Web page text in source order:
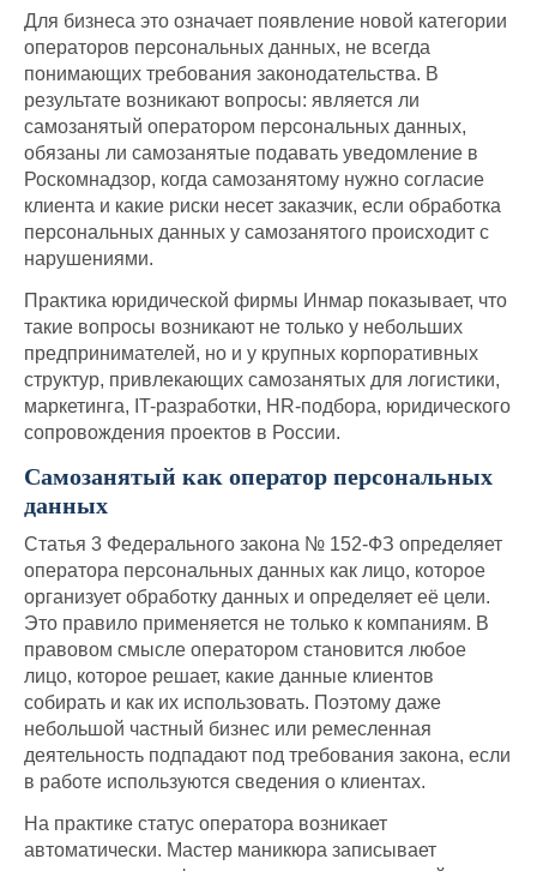
Для бизнеса это означает появление новой категории
операторов персональных данных, не всегда
понимающих требования законодательства. В
результате возникают вопросы: является ли
самозанятый оператором персональных данных,
обязаны ли самозанятые подавать уведомление в
Роскомнадзор, когда самозанятому нужно согласие
клиента и какие риски несет заказчик, если обработка
персональных данных у самозанятого происходит с
нарушениями.
Практика юридической фирмы Инмар показывает, что
такие вопросы возникают не только у небольших
предпринимателей, но и у крупных корпоративных
структур, привлекающих самозанятых для логистики,
маркетинга, IT-разработки, HR-подбора, юридического
сопровождения проектов в России.
Самозанятый как оператор персональных
данных
Статья 3 Федерального закона № 152-ФЗ определяет
оператора персональных данных как лицо, которое
организует обработку данных и определяет её цели.
Это правило применяется не только к компаниям. В
правовом смысле оператором становится любое
лицо, которое решает, какие данные клиентов
собирать и как их использовать. Поэтому даже
небольшой частный бизнес или ремесленная
деятельность подпадают под требования закона, если
в работе используются сведения о клиентах.
На практике статус оператора возникает
автоматически. Мастер маникюра записывает